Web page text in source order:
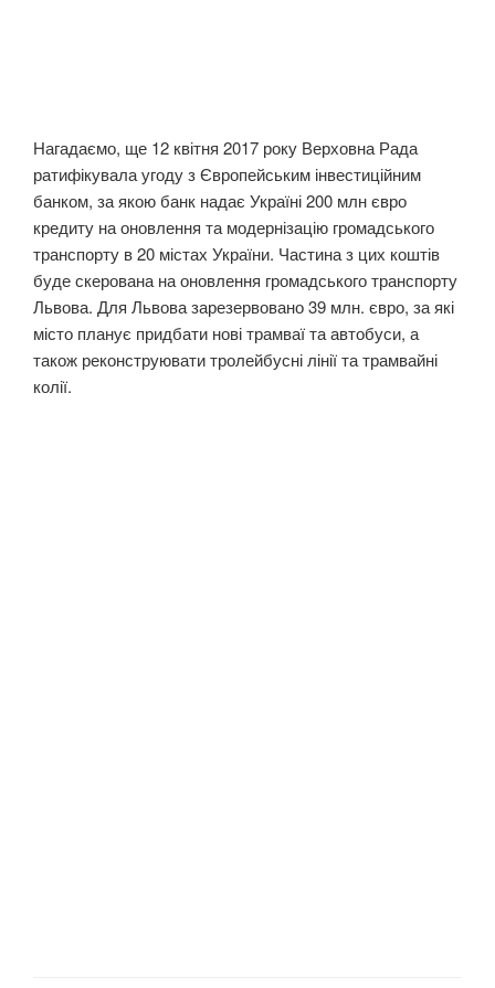
Нагадаємо, ще 12 квітня 2017 року Верховна Рада
ратифікувала угоду з Європейським інвестиційним
банком, за якою банк надає Україні 200 млн євро
кредиту на оновлення та модернізацію громадського
транспорту в 20 містах України. Частина з цих коштів
буде скерована на оновлення громадського транспорту
Львова. Для Львова зарезервовано 39 млн. євро, за які
місто планує придбати нові трамваї та автобуси, а
також реконструювати тролейбусні лінії та трамвайні
колії.